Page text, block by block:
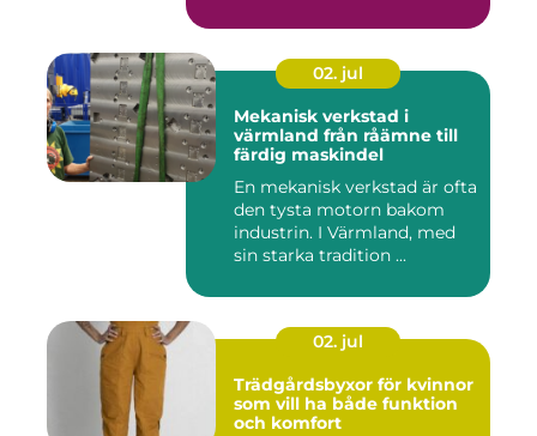
02. jul
Mekanisk verkstad i
värmland från råämne till
färdig maskindel
En mekanisk verkstad är ofta
den tysta motorn bakom
industrin. I Värmland, med
sin starka tradition ...
02. jul
Trädgårdsbyxor för kvinnor
som vill ha både funktion
och komfort